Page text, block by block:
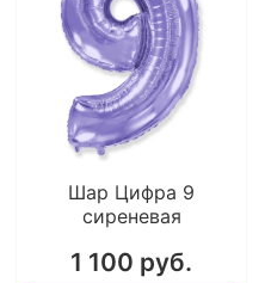
Шар Цифра 9
сиреневая
1 100 руб.